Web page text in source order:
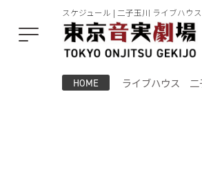
スケジュール | 二子玉川 ライブハウ
HOME ライブハウス 二